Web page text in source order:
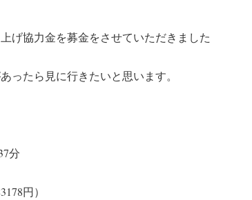
げ協力金を募金をさせていただきました
ったら見に行きたいと思います。
分
円）